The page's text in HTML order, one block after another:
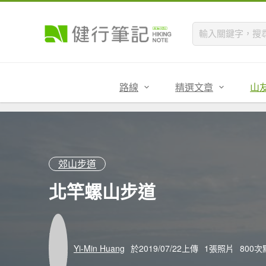
路線 精選文章 山
郊山步道
北竿螺山步道
Yi-Min Huang 於2019/07/22上傳 1張照片 800次